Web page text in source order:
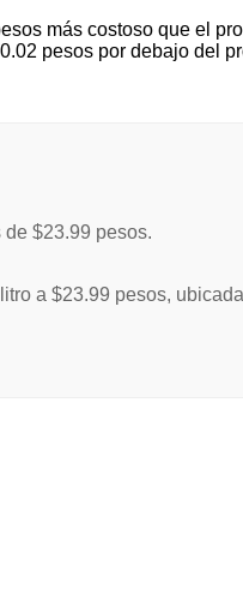
más costoso que el
pesos por debajo del
$23.99 pesos.
a $23.99 pesos,